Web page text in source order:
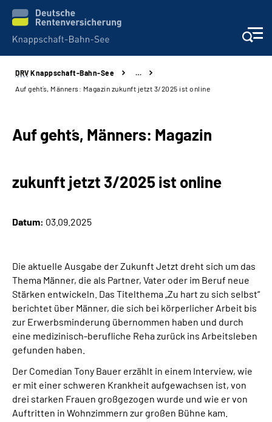
Aktuelles & Presse
Reha-Kliniken
KBS exklusiv
Online-Services
Die DRV Knappschaft-Bahn-See in Deutscher
Gebärdensprache
Suche
DRV Knappschaft-Bahn-See
…
Auf geht´s, Männers: Magazin zukunft jetzt 3/2025 ist online
Auf geht´s, Männers: Magazin
zukunft jetzt 3/2025 ist online
Datum: 03.09.2025
Die aktuelle Ausgabe der Zukunft Jetzt dreht sich um das
Thema Männer, die als Partner, Vater oder im Beruf neue
Stärken entwickeln. Das Titelthema „Zu hart zu sich selbst“
berichtet über Männer, die sich bei körperlicher Arbeit bis
zur Erwerbsminderung übernommen haben und durch
eine medizinisch-berufliche Reha zurück ins Arbeitsleben
gefunden haben.
Der Comedian Tony Bauer erzählt in einem Interview, wie
er mit einer schweren Krankheit aufgewachsen ist, von
drei starken Frauen großgezogen wurde und wie er von
Auftritten in Wohnzimmern zur großen Bühne kam.